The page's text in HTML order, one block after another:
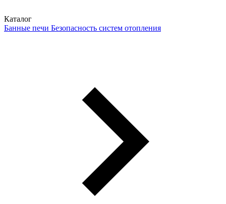
Каталог
Банные печи Безопасность систем отопления